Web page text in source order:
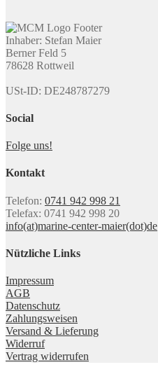
Inhaber: Stefan Maier
Berner Feld 5
78628 Rottweil
USt-ID: DE248787279
Social
Folge uns!
Kontakt
Telefon: 0741 942 998 21
Telefax: 0741 942 998 20
info(at)marine-center-maier(dot)de
Nützliche Links
Impressum
AGB
Datenschutz
Zahlungsweisen
Versand & Lieferung
Widerruf
Vertrag widerrufen